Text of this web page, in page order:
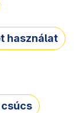
használat